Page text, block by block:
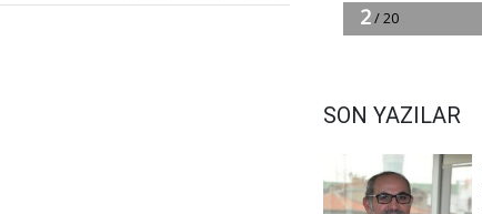
SON YAZILAR